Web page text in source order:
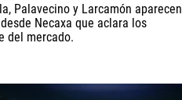
Palavecino y Larcamón aparecen
Necaxa que aclara los
del mercado.